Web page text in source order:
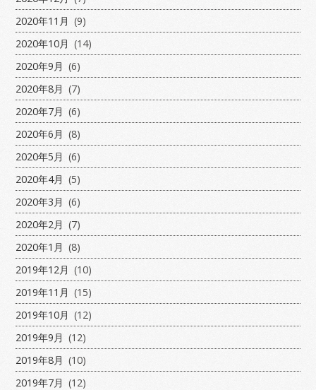
2020年11月 (9)
2020年10月 (14)
2020年9月 (6)
2020年8月 (7)
2020年7月 (6)
2020年6月 (8)
2020年5月 (6)
2020年4月 (5)
2020年3月 (6)
2020年2月 (7)
2020年1月 (8)
2019年12月 (10)
2019年11月 (15)
2019年10月 (12)
2019年9月 (12)
2019年8月 (10)
2019年7月 (12)